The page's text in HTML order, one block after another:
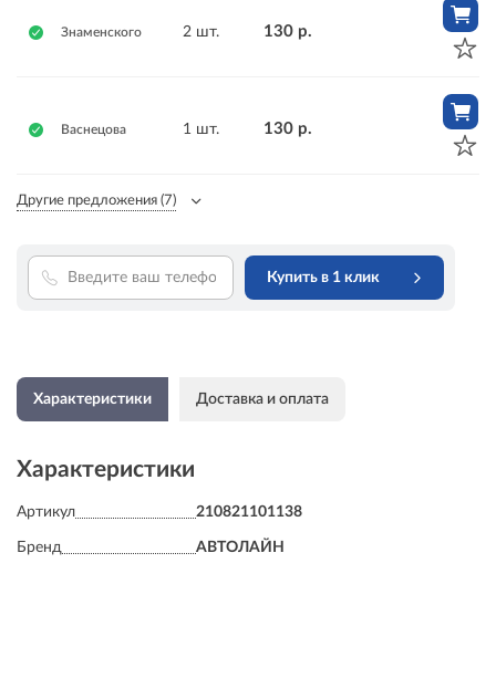
Знаменского 2 шт. 130 р.
Васнецова 1 шт. 130 р.
Другие предложения (7)
Купить в 1 клик
Характеристики Доставка и оплата
Характеристики
Артикул 210821101138
Бренд АВТОЛАЙН